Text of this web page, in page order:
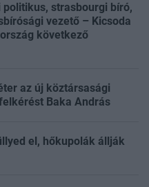
strasbourgi bíró,
vezető – Kicsoda
következő
az új köztársasági
Baka András
el, hőkupolák állják